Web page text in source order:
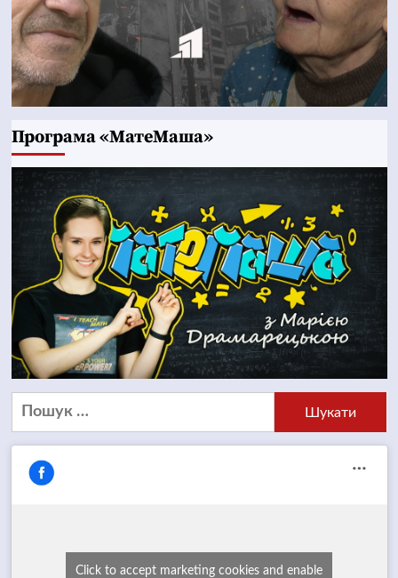
Програма «МатеМаша»
Пошук:
Click to accept marketing cookies and enable